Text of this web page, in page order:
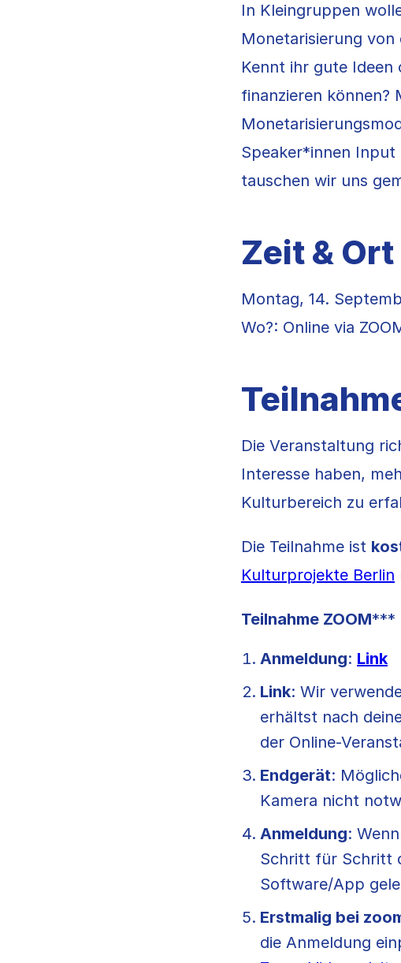
In Kleingruppen
Monetarisierung von
Kennt ihr gute
finanzieren können?
Speaker*innen Input
tauschen wir uns
Zeit & Ort
Montag, 14.
Wo?: Online via
Die Veranstaltung
Interesse haben,
Kulturbereich zu
Die Teilnahme ist
Kulturprojekte Berlin
Teilnahme ZOOM***
Anmeldung: Link
Link: Wir
erhältst nach
der Online-
Endgerät:
Kamera nicht
Anmeldung:
Schritt für Schritt
Software/App
Erstmalig bei
die Anmeldung